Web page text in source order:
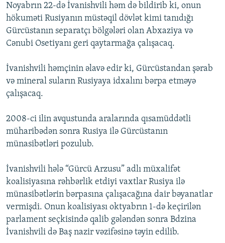
FOTOQALEREYA
İNFOQRAFIKA
KARIKATURA
OXU ZALI
AZƏRBAYCAN ƏDƏBIYYATI KITABXANASI
İSLAM VƏ DEMOKRATIYA
İZ - MƏDƏNIYYƏT PROQRAMI
HAQQIMIZDA
MISSIYAMIZ
PEŞƏ ETIKASI VƏ JURNALISTIKA STANDARTLARIMIZ
MATERIALLARIMIZDAN ISTIFADƏ
AZADLIQRADIOSU MOBIL TELEFONUNUZDA
BIZIMLƏ ƏLAQƏ
XƏBƏR BÜLLETENLƏRIMIZ
BIZI IZLƏ
RFE/RL-in bütün saytları
Noyabrın 22-də İvanishvili həm də bildirib ki, onun
hökuməti Rusiyanın müstəqil dövlət kimi tanıdığı
Gürcüstanın separatçı bölgələri olan Abxaziya və
Cənubi Osetiyanı geri qaytarmağa çalışacaq.
İvanishvili həmçinin əlavə edir ki, Gürcüstandan şərab
və mineral suların Rusiyaya idxalını bərpa etməyə
çalışacaq.
2008-ci ilin avqustunda aralarında qısamüddətli
müharibədən sonra Rusiya ilə Gürcüstanın
münasibətləri pozulub.
İvanishvili hələ “Gürcü Arzusu” adlı müxalifət
koalisiyasına rəhbərlik etdiyi vaxtlar Rusiya ilə
münasibətlərin bərpasına çalışacağına dair bəyanatlar
vermişdi. Onun koalisiyası oktyabrın 1-də keçirilən
parlament seçkisində qalib gələndən sonra Bdzina
İvanishvili də Baş nazir vəzifəsinə təyin edilib.